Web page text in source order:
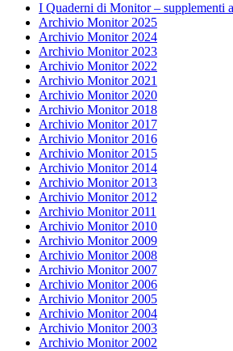
I Quaderni di Monitor – supplementi
Archivio Monitor 2025
Archivio Monitor 2024
Archivio Monitor 2023
Archivio Monitor 2022
Archivio Monitor 2021
Archivio Monitor 2020
Archivio Monitor 2018
Archivio Monitor 2017
Archivio Monitor 2016
Archivio Monitor 2015
Archivio Monitor 2014
Archivio Monitor 2013
Archivio Monitor 2012
Archivio Monitor 2011
Archivio Monitor 2010
Archivio Monitor 2009
Archivio Monitor 2008
Archivio Monitor 2007
Archivio Monitor 2006
Archivio Monitor 2005
Archivio Monitor 2004
Archivio Monitor 2003
Archivio Monitor 2002